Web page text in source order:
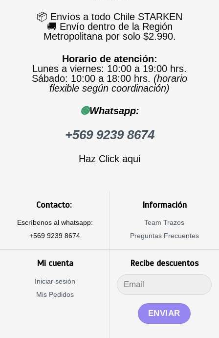
📦 Envíos a todo Chile STARKEN
🚚 Envío dentro de la Región
Metropolitana por solo $2.990.
Horario de atención:
Lunes a viernes: 10:00 a 19:00 hrs.
Sábado: 10:00 a 18:00 hrs. (horario
flexible según coordinación)
🟢Whatsapp:
+569 9239 8674
Haz Click aqui
Contacto:
Escríbenos al whatsapp:
+569 9239 8674
Información
Team Trazos
Preguntas Frecuentes
Mi cuenta
Iniciar sesión
Mis Pedidos
Recibe descuentos